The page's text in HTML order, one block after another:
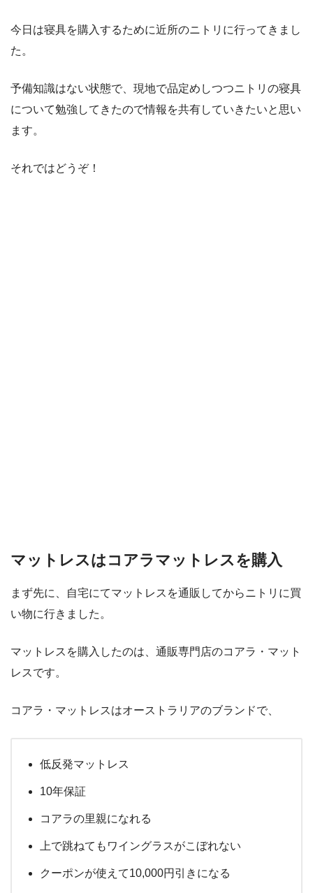
今日は寝具を購入するために近所のニトリに行ってきまし
た。
予備知識はない状態で、現地で品定めしつつニトリの寝具
について勉強してきたので情報を共有していきたいと思い
ます。
それではどうぞ！
マットレスはコアラマットレスを購入
まず先に、自宅にてマットレスを通販してからニトリに買
い物に行きました。
マットレスを購入したのは、通販専門店のコアラ・マット
レスです。
コアラ・マットレスはオーストラリアのブランドで、
低反発マットレス
10年保証
コアラの里親になれる
上で跳ねてもワイングラスがこぼれない
クーポンが使えて10,000円引きになる